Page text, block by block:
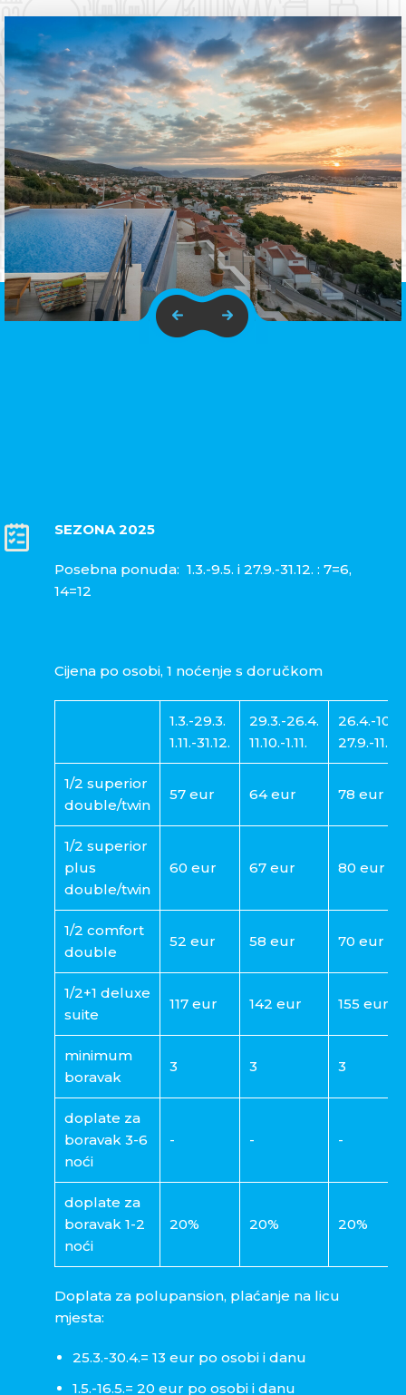
SEZONA 2025
Posebna ponuda: 1.3.-9.5. i 27.9.-31.12. : 7=6,
14=12
Cijena po osobi, 1 noćenje s doručkom
1.3.-29.3.
1.11.-31.12.
29.3.-26.4.
11.10.-1.11.
26.4.-10.5.
27.9.-11.10.
1/2 superior
double/twin
57 eur 64 eur 78 eur
1/2 superior
plus
double/twin
60 eur 67 eur 80 eur
1/2 comfort
double
52 eur 58 eur 70 eur
1/2+1 deluxe
suite
117 eur 142 eur 155 eur
minimum
boravak
3 3 3
doplate za
boravak 3-6
noći
- - -
doplate za
boravak 1-2
noći
20% 20% 20%
Doplata za polupansion, plaćanje na licu
mjesta:
25.3.-30.4.= 13 eur po osobi i danu
1.5.-16.5.= 20 eur po osobi i danu